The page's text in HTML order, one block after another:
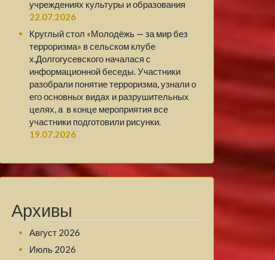
учреждениях культуры и образования
22.07.2026
Круглый стол «Молодёжь — за мир без
терроризма» в сельском клубе
х.Долгогусевского началася с
информационной беседы. Участники
разобрали понятие терроризма, узнали о
его основных видах и разрушительных
целях, а в конце мероприятия все
участники подготовили рисунки.
19.07.2026
Архивы
Август 2026
Июль 2026